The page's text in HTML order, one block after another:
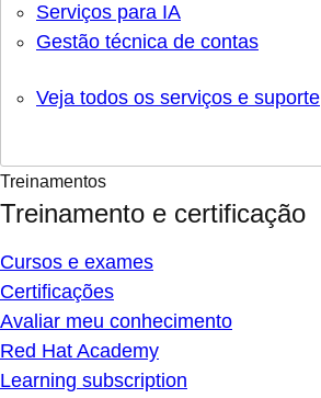
Serviços para IA
Gestão técnica de contas
Veja todos os serviços e suporte
Treinamentos
Treinamento e certificação
Cursos e exames
Certificações
Avaliar meu conhecimento
Red Hat Academy
Learning subscription